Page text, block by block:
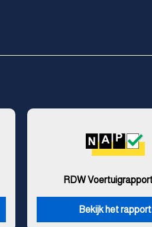
RDW
Bekijk het rapport